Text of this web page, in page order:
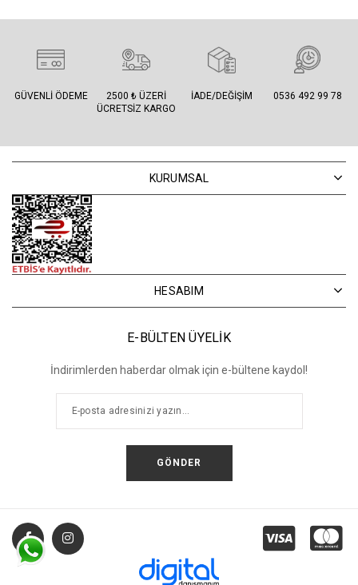
GÜVENLI ÖDEME
2500 ₺ ÜZERI
ÜCRETSIZ KARGO
İADE/DEĞIŞIM 0536 492 99 78
KURUMSAL
HESABIM
E-BÜLTEN ÜYELİK
İndirimlerden haberdar olmak için e-bültene kaydol!
GÖNDER